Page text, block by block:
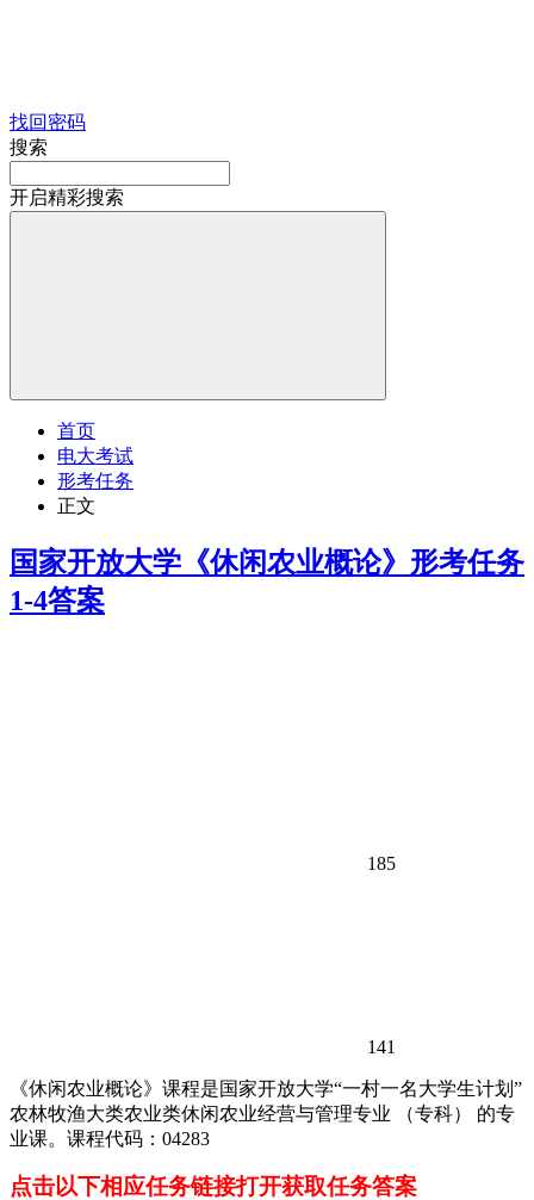
找回密码
搜索
开启精彩搜索
首页
电大考试
形考任务
正文
国家开放大学《休闲农业概论》形考任务
1-4答案
185
141
《休闲农业概论》课程是国家开放大学“一村一名大学生计划”
农林牧渔大类农业类休闲农业经营与管理专业 （专科） 的专
业课。课程代码：04283
点击以下相应任务链接打开获取任务答案